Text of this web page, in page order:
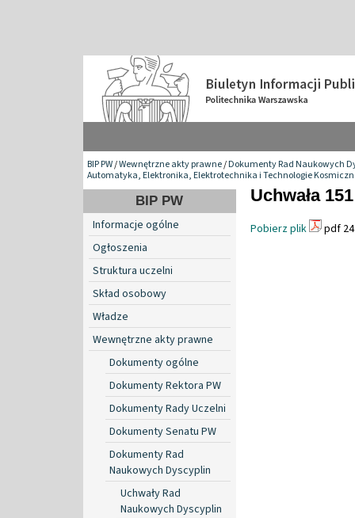
BIP PW/Wewnętrzne akty prawne/Dokumenty Rad Naukowych
Automatyka, Elektronika, Elektrotechnika i Technologie
BIP PW
Informacje ogólne
Ogłoszenia
Struktura uczelni
Skład osobowy
Władze
Wewnętrzne akty prawne
Dokumenty ogólne
Dokumenty Rektora PW
Dokumenty Rady Uczelni
Dokumenty Senatu PW
Dokumenty Rad
Naukowych Dyscyplin
Uchwały Rad
Naukowych Dyscyplin
Uchwała
Pobierz plik pdf